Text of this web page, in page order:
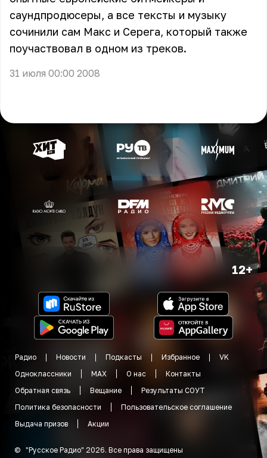
саундпродюсеры, а все тексты и музыку
сочинили сам Макс и Серега, который также
поучаствовал в одном из треков.
31 июля 00:00 2008
12+
Радио Новости Подкасты Избранное
VK
Одноклассники
MAX О нас
Контакты
Обратная связь
Вещание
Результаты СОУТ
Политика безопасности
Пользовательское соглашение
Выдача призов
Акции
© "Русское Радио" 2026. Все права защищены